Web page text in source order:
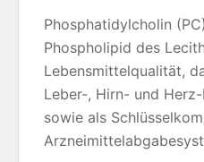
Phosphatidylcholin
Phospholipid des
Lebensmittelqualität,
Leber-, Hirn- und
sowie als